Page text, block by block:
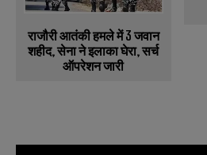
राजौरी आतंकी हमले में 3 जवान
शहीद, सेना ने इलाका घेरा, सर्च
ऑपरेशन जारी